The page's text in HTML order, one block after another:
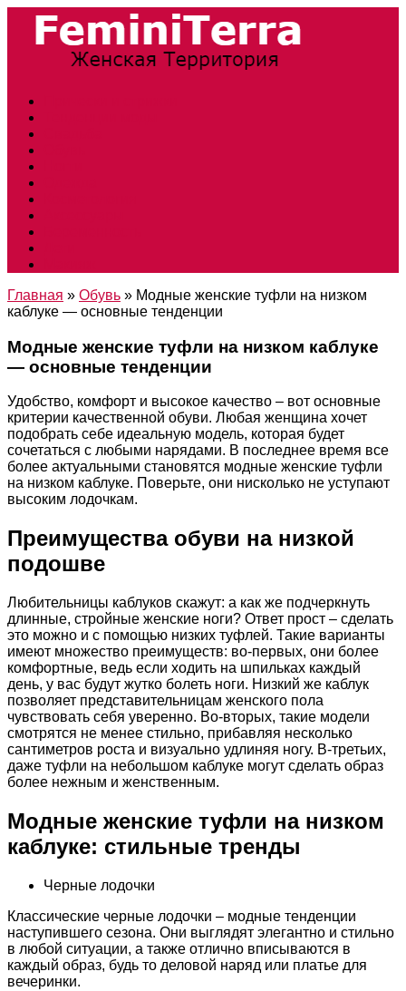
Главная » Обувь » Модные женские туфли на низком
каблуке — основные тенденции
Модные женские туфли на низком каблуке
— основные тенденции
Удобство, комфорт и высокое качество – вот основные
критерии качественной обуви. Любая женщина хочет
подобрать себе идеальную модель, которая будет
сочетаться с любыми нарядами. В последнее время все
более актуальными становятся модные женские туфли
на низком каблуке. Поверьте, они нисколько не уступают
высоким лодочкам.
Преимущества обуви на низкой
подошве
Любительницы каблуков скажут: а как же подчеркнуть
длинные, стройные женские ноги? Ответ прост – сделать
это можно и с помощью низких туфлей. Такие варианты
имеют множество преимуществ: во-первых, они более
комфортные, ведь если ходить на шпильках каждый
день, у вас будут жутко болеть ноги. Низкий же каблук
позволяет представительницам женского пола
чувствовать себя уверенно. Во-вторых, такие модели
смотрятся не менее стильно, прибавляя несколько
сантиметров роста и визуально удлиняя ногу. В-третьих,
даже туфли на небольшом каблуке могут сделать образ
более нежным и женственным.
Модные женские туфли на низком
каблуке: стильные тренды
Черные лодочки
Классические черные лодочки – модные тенденции
наступившего сезона. Они выглядят элегантно и стильно
в любой ситуации, а также отлично вписываются в
каждый образ, будь то деловой наряд или платье для
вечеринки.